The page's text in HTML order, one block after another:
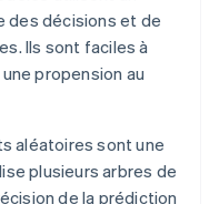
des décisions et de
Ils sont faciles à
propension au
aléatoires sont une
plusieurs arbres de
de la prédiction